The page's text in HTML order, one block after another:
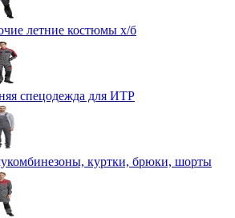
летние костюмы х/б
спецодежда для ИТР
куртки, брюки, шорты